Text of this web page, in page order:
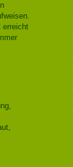
erreicht
,
,